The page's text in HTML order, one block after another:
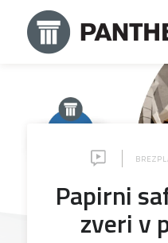
Papirni
zveri v